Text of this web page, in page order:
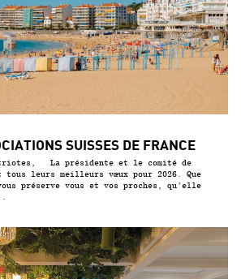
SUISSES DE FRANCE
La présidente et le comité de
tous leurs meilleurs vœux pour 2026. Que
préserve vous et vos proches, qu’elle